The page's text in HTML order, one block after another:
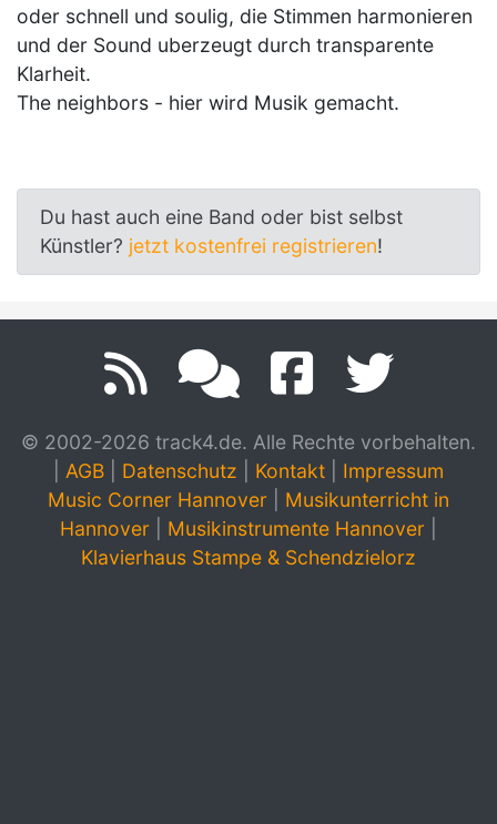
oder schnell und soulig, die Stimmen harmonieren
und der Sound uberzeugt durch transparente
Klarheit.
The neighbors - hier wird Musik gemacht.
Du hast auch eine Band oder bist selbst
Künstler? jetzt kostenfrei registrieren!
© 2002-2026 track4.de. Alle Rechte vorbehalten.
AGB Datenschutz Kontakt
Impressum
Music Corner Hannover
Musikunterricht in
Hannover
Musikinstrumente Hannover
Klavierhaus Stampe & Schendzielorz